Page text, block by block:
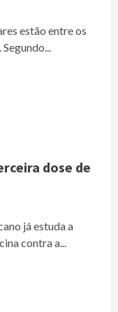
estão entre os
dose de
já estuda a
contra a...